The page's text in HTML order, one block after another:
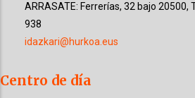
ARRASATE: Ferrerías, 32 bajo 20500,
938
idazkari@hurkoa.eus
Centro de día